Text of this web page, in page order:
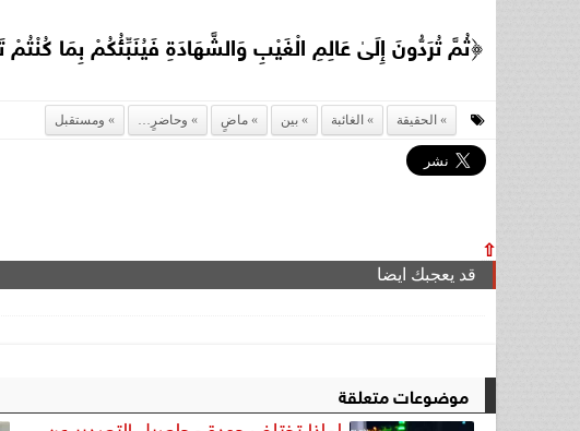
﴿ثُمَّ تُرَدُّونَ إِلَىٰ عَالِمِ الْغَيْبِ وَالشَّهَادَةِ فَيُنَبِّئُكُمْ بِمَا
الحقيقة الغائبة بين ماضٍ وحاضرٍ… ومستقبل
⇧
قد يعجبك ايضا
موضوعات متعلقة